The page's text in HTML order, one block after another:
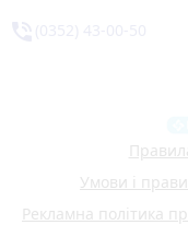
Умови і
Рекламна політика